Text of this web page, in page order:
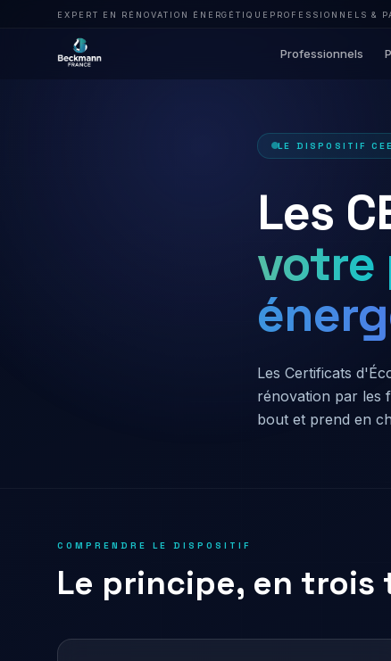
EXPERT EN RÉNOVATION ÉNERGÉTIQUE PROFESSIONNELS &
Professionnels
LE DISPOSITIF CEE
Les
votre
Les Certificats
rénovation par les
bout et prend en
COMPRENDRE LE DISPOSITIF
Le principe, en trois